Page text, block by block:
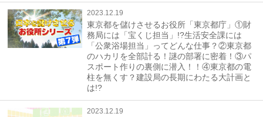
2023.12.19
東京都を儲けさせるお役所「東京都庁」①財
務局には「宝くじ担当」!?生活安全課には
「公衆浴場担当」ってどんな仕事？②東京都
のハカリを全部計る！謎の部署に密着！③パ
スポート作りの裏側に潜入！！④東京都の電
柱を無くす？建設局の長期にわたる大計画と
は!?
2023.12.19